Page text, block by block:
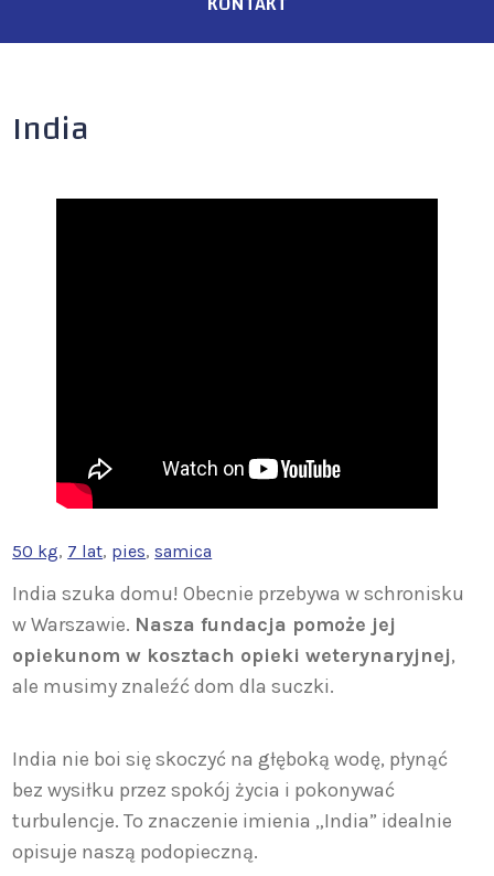
India
50 kg, 7 lat, pies, samica
India szuka domu! Obecnie przebywa w schronisku
w Warszawie. Nasza fundacja pomoże jej
opiekunom w kosztach opieki weterynaryjnej,
ale musimy znaleźć dom dla suczki.
India nie boi się skoczyć na głęboką wodę, płynąć
bez wysiłku przez spokój życia i pokonywać
turbulencje. To znaczenie imienia „India” idealnie
opisuje naszą podopieczną.